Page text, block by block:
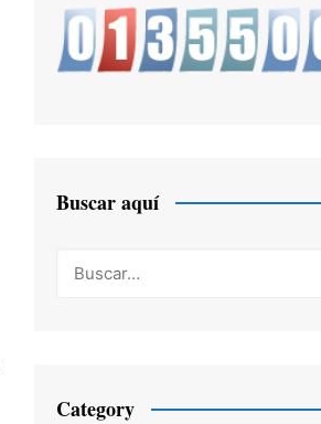
Buscar aquí
Category